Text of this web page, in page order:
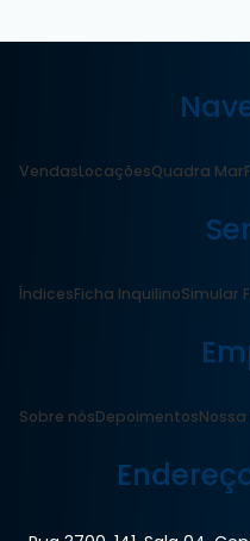
VendasLocaçõesQuadra Mar
ÍndicesFicha InquilinoSimular
Sobre nósDepoimentos